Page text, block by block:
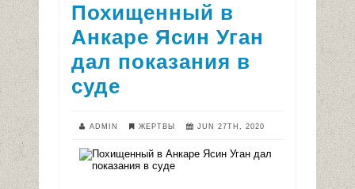
Похищенный в
Анкаре Ясин Уган
дал показания в
суде
ADMIN ЖЕРТВЫ JUN 27TH, 2020